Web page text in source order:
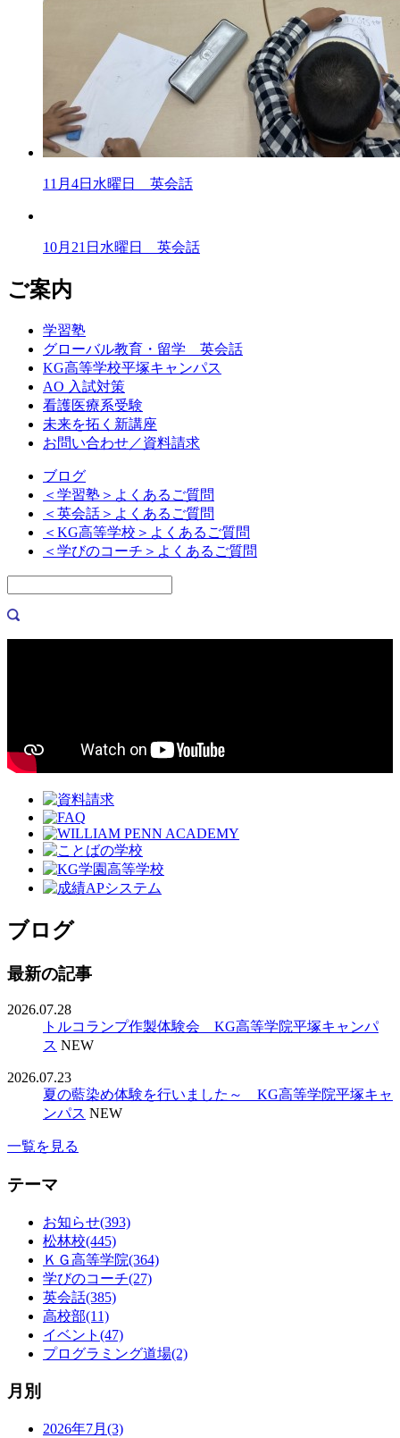
11月4日水曜日 英会話
10月21日水曜日 英会話
ご案内
学習塾
グローバル教育・留学 英会話
KG高等学校平塚キャンパス
AO 入試対策
看護医療系受験
未来を拓く新講座
お問い合わせ／資料請求
ブログ
＜学習塾＞よくあるご質問
＜英会話＞よくあるご質問
＜KG高等学校＞よくあるご質問
＜学びのコーチ＞よくあるご質問
ブログ
最新の記事
2026.07.28
トルコランプ作製体験会 KG高等学院平塚キャンパ
ス NEW
2026.07.23
夏の藍染め体験を行いました～ KG高等学院平塚キャ
ンパス NEW
一覧を見る
テーマ
お知らせ(393)
松林校(445)
ＫＧ高等学院(364)
学びのコーチ(27)
英会話(385)
高校部(11)
イベント(47)
プログラミング道場(2)
月別
2026年7月(3)